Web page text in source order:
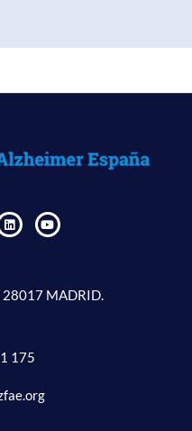
28017 MADRID.
175